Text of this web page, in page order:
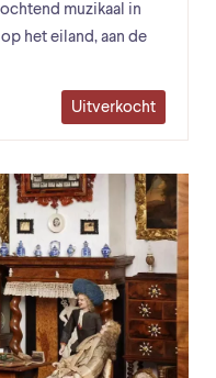
muzikaal in
het eiland, aan de
Uitverkocht